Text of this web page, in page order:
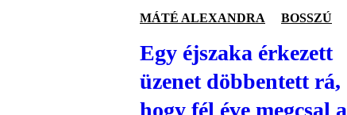
MÁTÉ ALEXANDRA BOSSZÚ
Egy éjszaka érkezett
üzenet döbbentett rá,
hogy fél éve megcsal a